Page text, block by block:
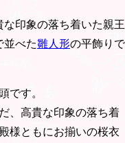
印象の落ち着いた親王
並べた雛人形の平飾りで
です。
、高貴な印象の落ち着
様ともにお揃いの桜衣